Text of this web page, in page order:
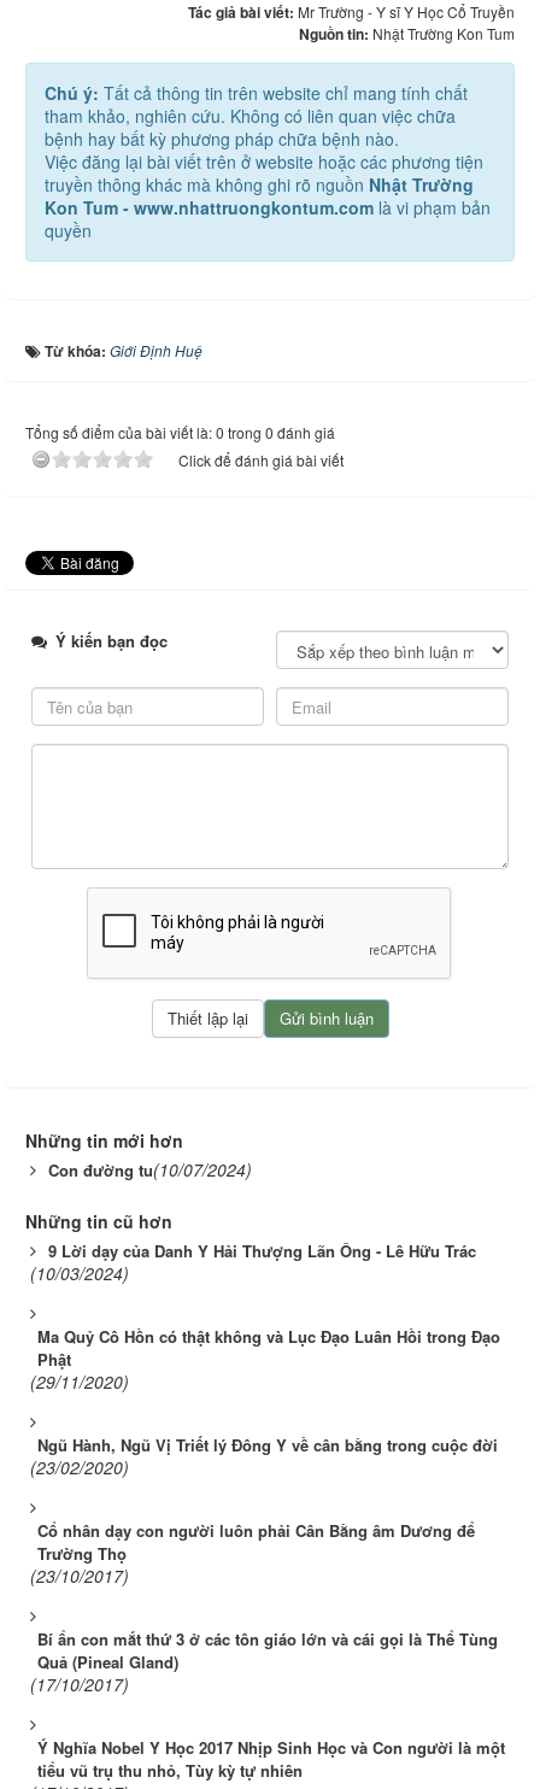
Tác giả bài viết: Mr Trường - Y sĩ Y Học Cổ Truyền
Nguồn tin: Nhật Trường Kon Tum
Chú ý: Tất cả thông tin trên website chỉ mang tính chất
tham khảo, nghiên cứu. Không có liên quan việc chữa
bệnh hay bất kỳ phương pháp chữa bệnh nào.
Việc đăng lại bài viết trên ở website hoặc các phương tiện
truyền thông khác mà không ghi rõ nguồn Nhật Trường
Kon Tum - www.nhattruongkontum.com là vi phạm bản
quyền
Từ khóa: Giới Định Huệ
Tổng số điểm của bài viết là: 0 trong 0 đánh giá
Click để đánh giá bài viết
Ý kiến bạn đọc
Những tin mới hơn
Con đường tu(10/07/2024)
Những tin cũ hơn
9 Lời dạy của Danh Y Hải Thượng Lãn Ông - Lê Hữu Trác
(10/03/2024)
Ma Quỷ Cô Hồn có thật không và Lục Đạo Luân Hồi trong Đạo
Phật
(29/11/2020)
Ngũ Hành, Ngũ Vị Triết lý Đông Y về cân bằng trong cuộc đời
(23/02/2020)
Cổ nhân dạy con người luôn phải Cân Bằng âm Dương để
Trường Thọ
(23/10/2017)
Bí ẩn con mắt thứ 3 ở các tôn giáo lớn và cái gọi là Thể Tùng
Quả (Pineal Gland)
(17/10/2017)
Ý Nghĩa Nobel Y Học 2017 Nhịp Sinh Học và Con người là một
tiểu vũ trụ thu nhỏ, Tùy kỳ tự nhiên